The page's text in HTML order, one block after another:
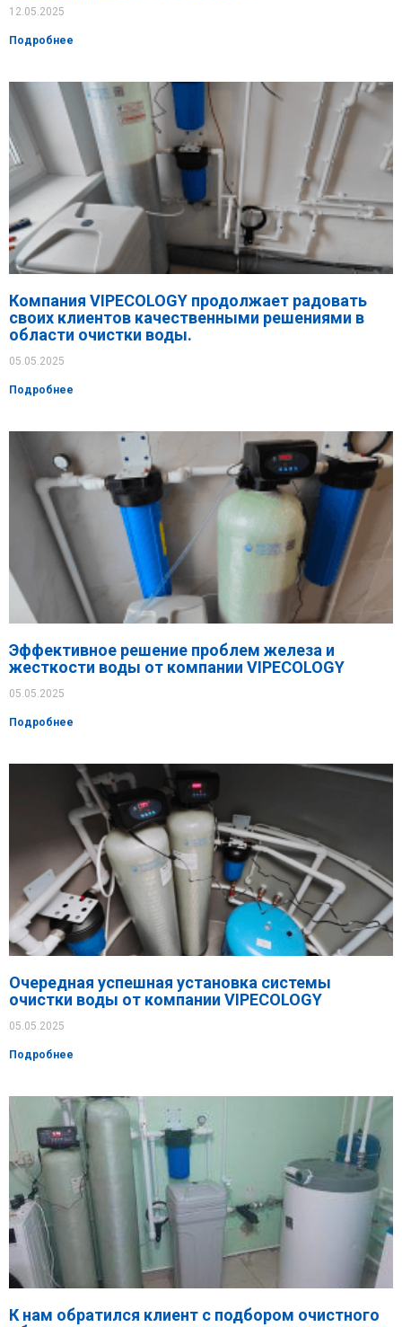
12.05.2025
Подробнее
Компания VIPECOLOGY продолжает радовать
своих клиентов качественными решениями в
области очистки воды.
05.05.2025
Подробнее
Эффективное решение проблем железа и
жесткости воды от компании VIPECOLOGY
05.05.2025
Подробнее
Очередная успешная установка системы
очистки воды от компании VIPECOLOGY
05.05.2025
Подробнее
К нам обратился клиент с подбором очистного